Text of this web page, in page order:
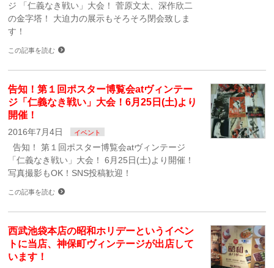
ジ 「仁義なき戦い」大会！ 菅原文太、深作欣二
の金字塔！ 大迫力の展示もそろそろ閉会致しま
す！
この記事を読む
告知！第１回ポスター博覧会atヴィンテー
ジ「仁義なき戦い」大会！6月25日(土)より
開催！
2016年7月4日 イベント
告知！ 第１回ポスター博覧会atヴィンテージ
「仁義なき戦い」大会！ 6月25日(土)より開催！
写真撮影もOK！SNS投稿歓迎！
この記事を読む
西武池袋本店の昭和ホリデーというイベン
トに当店、神保町ヴィンテージが出店して
います！